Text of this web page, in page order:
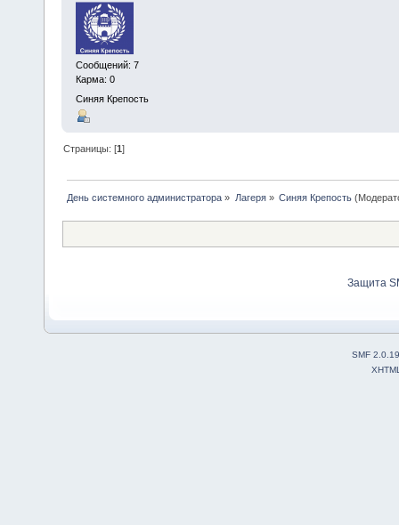
Сообщений: 7
Карма: 0
Синяя Крепость
Страницы: [1]
День системного администратора » Лагеря» Синяя Крепость
Защита
SMF 2.0.19